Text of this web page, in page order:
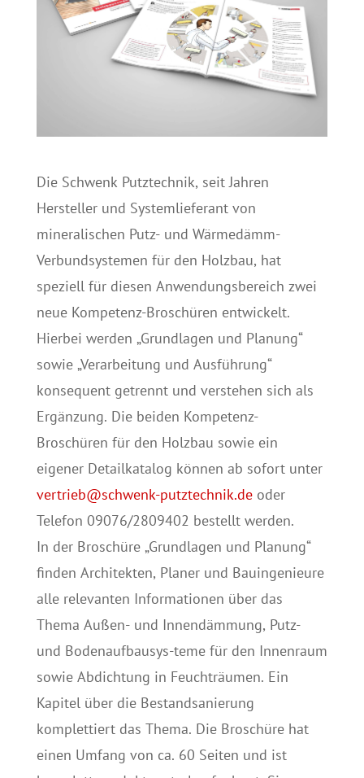
Die Schwenk Putztechnik, seit Jahren
Hersteller und Systemlieferant von
mineralischen Putz- und Wärmedämm-
Verbundsystemen für den Holzbau, hat
speziell für diesen Anwendungsbereich zwei
neue Kompetenz-Broschüren entwickelt.
Hierbei werden „Grundlagen und Planung“
sowie „Verarbeitung und Ausführung“
konsequent getrennt und verstehen sich als
Ergänzung. Die beiden Kompetenz-
Broschüren für den Holzbau sowie ein
eigener Detailkatalog können ab sofort unter
vertrieb@schwenk-putztechnik.deoder
Telefon 09076/2809402 bestellt werden.
In der Broschüre „Grundlagen und Planung“
finden Architekten, Planer und Bauingenieure
alle relevanten Informationen über das
Thema Außen- und Innendämmung, Putz-
und Bodenaufbausys-teme für den Innenraum
sowie Abdichtung in Feuchträumen. Ein
Kapitel über die Bestandsanierung
komplettiert das Thema. Die Broschüre hat
einen Umfang von ca. 60 Seiten und ist